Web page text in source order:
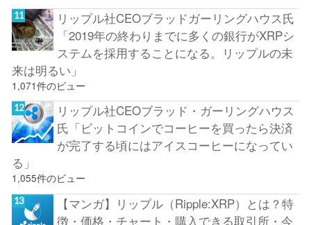
リップル社CEOブラッドガーリングハウス氏
「2019年の終わりまでに多くの銀行がXRPシ
ステムを採用することになる。リップルの未
来は明るい」
1,071件のビュー
リップル社CEOブラッド・ガーリングハウス
氏「ビットコインでコーヒーを買ったら決済
が完了する頃にはアイスコーヒーになってい
る」
1,055件のビュー
【マンガ】リップル（Ripple:XRP）とは？特
徴・価格・チャート・購入できる取引所・今